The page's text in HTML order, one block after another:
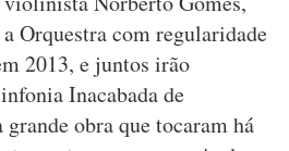
Orquestra com regularidade
2013, e juntos irão
Inacabada de
obra que tocaram há